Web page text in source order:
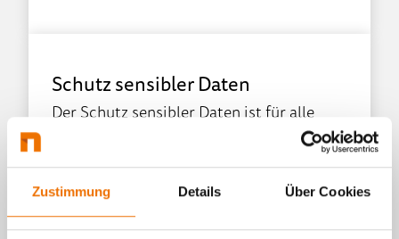
Zustimmung Details Über Cookies
Schutz sensibler Daten
Der Schutz sensibler Daten ist für alle
Branchen wichtig – insbesondere für
Unternehmen, die mit sensiblen Daten
arbeiten, kritische Infrastrukturen
beinhalten oder einen erhöhten